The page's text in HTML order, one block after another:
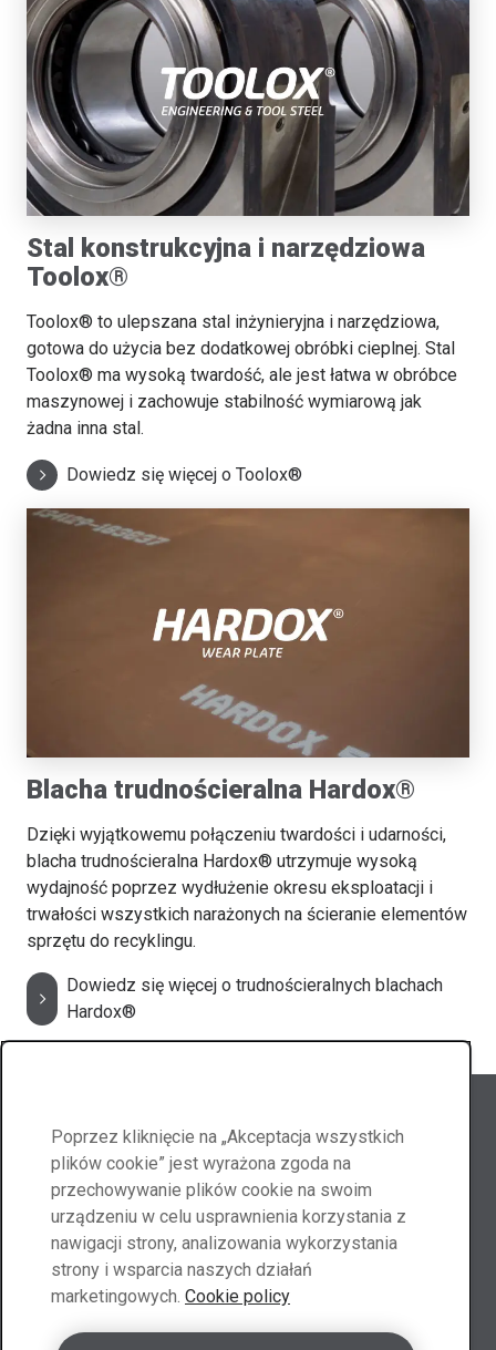
Stal konstrukcyjna i narzędziowa
Toolox®
Toolox® to ulepszana stal inżynieryjna i narzędziowa,
gotowa do użycia bez dodatkowej obróbki cieplnej. Stal
Toolox® ma wysoką twardość, ale jest łatwa w obróbce
maszynowej i zachowuje stabilność wymiarową jak
żadna inna stal.
Dowiedz się więcej o Toolox®
Blacha trudnościeralna Hardox®
Dzięki wyjątkowemu połączeniu twardości i udarności,
blacha trudnościeralna Hardox® utrzymuje wysoką
wydajność poprzez wydłużenie okresu eksploatacji i
trwałości wszystkich narażonych na ścieranie elementów
sprzętu do recyklingu.
Dowiedz się więcej o trudnościeralnych blachach
Hardox®
Skontaktuj się z nami
Kontakt Polska
Poprzez kliknięcie na „Akceptacja wszystkich
plików cookie” jest wyrażona zgoda na
przechowywanie plików cookie na swoim
urządzeniu w celu usprawnienia korzystania z
nawigacji strony, analizowania wykorzystania
strony i wsparcia naszych działań
marketingowych. Cookie policy